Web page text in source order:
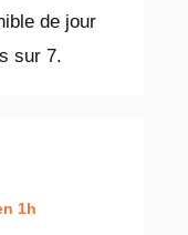
de jour
sur 7.
1h